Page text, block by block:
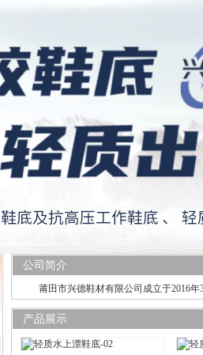
公司简介
莆田市兴德鞋材有限公司成立于2016
产品展示